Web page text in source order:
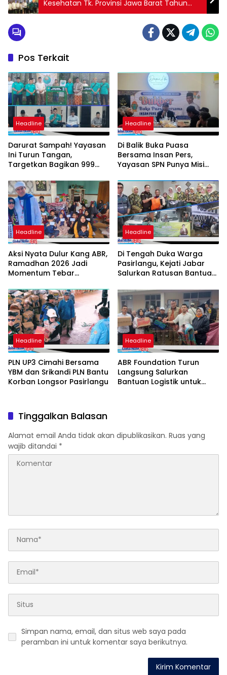
Kesehatan Tk. Provinsi Jawa Barat Tahun
2019
Pos Terkait
Headline
Darurat Sampah! Yayasan
Ini Turun Tangan,
Targetkan Bagikan 999
Plastik ke Warga KBB
Headline
Di Balik Buka Puasa
Bersama Insan Pers,
Yayasan SPN Punya Misi
Headline
Aksi Nyata Dulur Kang ABR,
Ramadhan 2026 Jadi
Momentum Tebar
Headline
Di Tengah Duka Warga
Pasirlangu, Kejati Jabar
Salurkan Ratusan Bantuan
Headline
PLN UP3 Cimahi Bersama
YBM dan Srikandi PLN Bantu
Korban Longsor Pasirlangu
Headline
ABR Foundation Turun
Langsung Salurkan
Bantuan Logistik untuk
Tinggalkan Balasan
Alamat email Anda tidak akan dipublikasikan. Ruas yang
wajib ditandai *
Simpan nama, email, dan situs web saya pada
peramban ini untuk komentar saya berikutnya.